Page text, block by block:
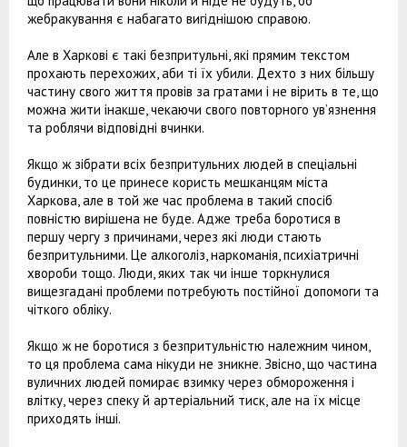
жебракування є набагато вигіднішою справою.
Але в Харкові є такі безпритульні, які прямим текстом
прохають перехожих, аби ті їх убили. Дехто з них більшу
частину свого життя провів за гратами і не вірить в те, що
можна жити інакше, чекаючи свого повторного ув’язнення
та роблячи відповідні вчинки.
Якщо ж зібрати всіх безпритульних людей в спеціальні
будинки, то це принесе користь мешканцям міста
Харкова, але в той же час проблема в такий спосіб
повністю вирішена не буде. Адже треба боротися в
першу чергу з причинами, через які люди стають
безпритульними. Це алкоголіз, наркоманія, психіатричні
хвороби тощо. Люди, яких так чи інше торкнулися
вищезгадані проблеми потребують постійної допомоги та
чіткого обліку.
Якщо ж не боротися з безпритульністю належним чином,
то ця проблема сама нікуди не зникне. Звісно, що частина
вуличних людей помирає взимку через обмороження і
влітку, через спеку й артеріальний тиск, але на їх місце
приходять інші.